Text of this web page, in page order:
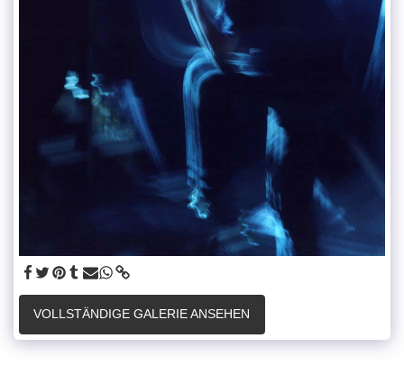
VOLLSTÄNDIGE GALERIE ANSEHEN